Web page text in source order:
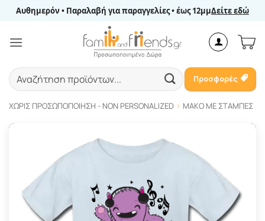
Μετάβαση
περιεχόμενο
Αυθημερόν • Παραλαβή για παραγγελίες • έως 12μμΔείτε εδώ
Αναζήτηση
για:
Προσφορές
ΧΩΡΊΣ ΠΡΟΣΩΠΟΠΟΊΗΣΗ - NON PERSONALIZED ΜΑΚΌ ΜΕ ΣΤΆΜΠΕΣ